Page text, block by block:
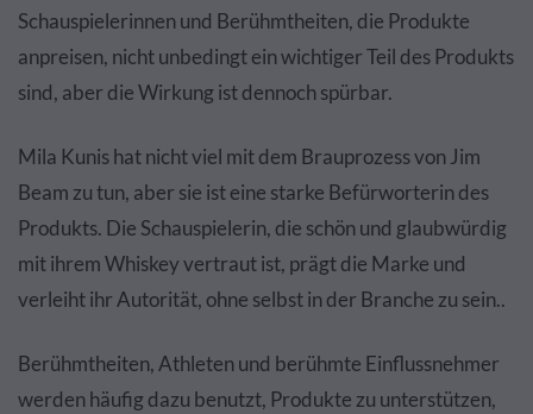
Schauspielerinnen und Berühmtheiten, die Produkte
anpreisen, nicht unbedingt ein wichtiger Teil des Produkts
sind, aber die Wirkung ist dennoch spürbar.
Mila Kunis hat nicht viel mit dem Brauprozess von Jim
Beam zu tun, aber sie ist eine starke Befürworterin des
Produkts. Die Schauspielerin, die schön und glaubwürdig
mit ihrem Whiskey vertraut ist, prägt die Marke und
verleiht ihr Autorität, ohne selbst in der Branche zu sein..
Berühmtheiten, Athleten und berühmte Einflussnehmer
werden häufig dazu benutzt, Produkte zu unterstützen,